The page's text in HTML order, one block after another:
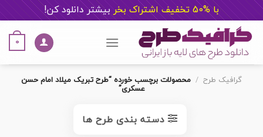
با %50 تخفیف اشتراک بخر بیشتر دانلود کن!
content
0
گرافیک طرح / محصولات برچسب خورده “طرح تبریک میلاد امام حسن
عسکری”
دسته بندی طرح ها